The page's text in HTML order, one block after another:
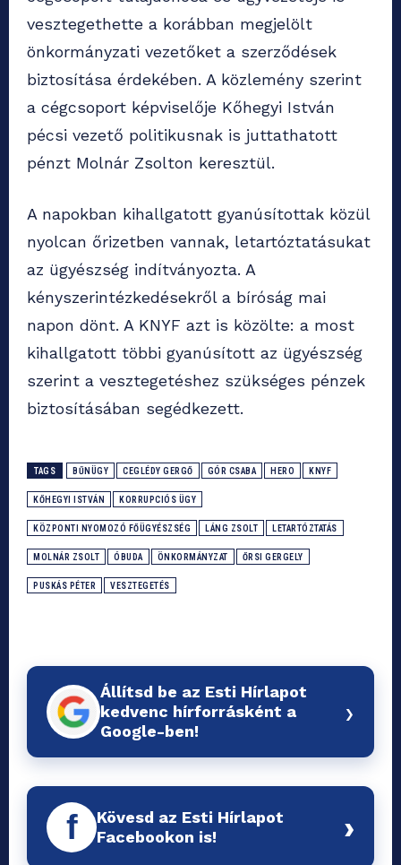
vesztegethette a korábban megjelölt
önkormányzati vezetőket a szerződések
biztosítása érdekében. A közlemény szerint
a cégcsoport képviselője Kőhegyi István
pécsi vezető politikusnak is juttathatott
pénzt Molnár Zsolton keresztül.
A napokban kihallgatott gyanúsítottak közül
nyolcan őrizetben vannak, letartóztatásukat
az ügyészség indítványozta. A
kényszerintézkedésekről a bíróság mai
napon dönt. A KNYF azt is közölte: a most
kihallgatott többi gyanúsított az ügyészség
szerint a vesztegetéshez szükséges pénzek
biztosításában segédkezett.
TAGS BŰNÜGY CEGLÉDY GERGŐ GÓR CSABA HERO KNYF
KŐHEGYI ISTVÁN KORRUPCIÓS ÜGY
KÖZPONTI NYOMOZÓ FŐÜGYÉSZSÉG LÁNG ZSOLT LETARTÓZTATÁS
MOLNÁR ZSOLT ÓBUDA ÖNKORMÁNYZAT ŐRSI GERGELY
PUSKÁS PÉTER VESZTEGETÉS
Állítsd be az Esti Hírlapot
kedvenc hírforrásként a
Google-ben!
›
f
Kövesd az Esti Hírlapot
Facebookon is!
›